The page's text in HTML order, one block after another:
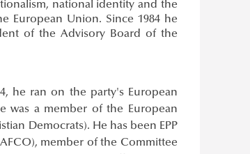
national identity and the
European Union. Since 1984 he
of the Advisory Board of the
he ran on the party's European
was a member of the European
Democrats). He has been EPP
member of the Committee